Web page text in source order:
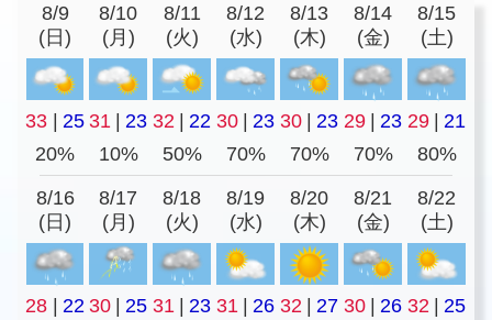
8/9
(日)
8/10
(月)
8/11
(火)
8/12
(水)
8/13
(木)
8/14
(金)
8/15
(土)
33 | 25 31 | 23 32 | 22 30 | 23 30 | 23 29 | 23 29 | 21
20%
10% 50% 70% 70% 70% 80%
8/16
(日)
8/17
(月)
8/18
(火)
8/19
(水)
8/20
(木)
8/21
(金)
8/22
(土)
28 | 22 30 | 25 31 | 23 31 | 26 32 | 27 30 | 26 32 | 25